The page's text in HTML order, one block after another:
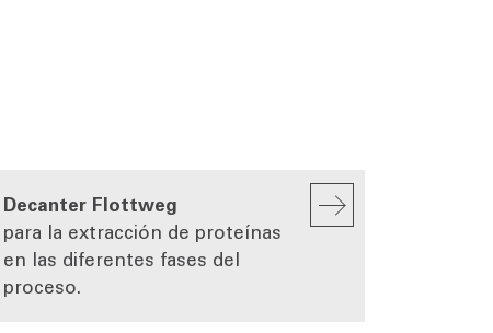
Decanter Flottweg
para la extracción de proteínas
en las diferentes fases del
proceso.